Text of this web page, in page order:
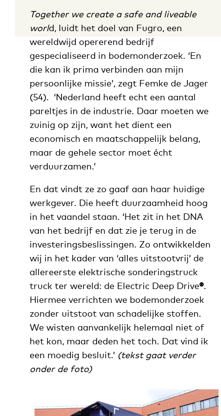
Together we create a safe and liveable
world, luidt het doel van Fugro, een
wereldwijd opererend bedrijf
gespecialiseerd in bodemonderzoek. ‘En
die kan ik prima verbinden aan mijn
persoonlijke missie’, zegt Femke de Jager
(54). ‘Nederland heeft echt een aantal
pareltjes in de industrie. Daar moeten we
zuinig op zijn, want het dient een
economisch en maatschappelijk belang,
maar de gehele sector moet écht
verduurzamen.’
En dat vindt ze zo gaaf aan haar huidige
werkgever. Die heeft duurzaamheid hoog
in het vaandel staan. ‘Het zit in het DNA
van het bedrijf en dat zie je terug in de
investeringsbeslissingen. Zo ontwikkelden
wij in het kader van ‘alles uitstootvrij’ de
allereerste elektrische sonderingstruck
truck ter wereld: de Electric Deep Drive®.
Hiermee verrichten we bodemonderzoek
zonder uitstoot van schadelijke stoffen.
We wisten aanvankelijk helemaal niet of
het kon, maar deden het toch. Dat vind ik
een moedig besluit.’ (tekst gaat verder
onder de foto)